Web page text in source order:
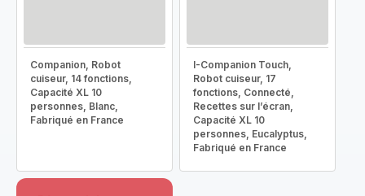
Companion, Robot
cuiseur, 14 fonctions,
Capacité XL 10
personnes, Blanc,
Fabriqué en France
I-Companion Touch,
Robot cuiseur, 17
fonctions, Connecté,
Recettes sur l’écran,
Capacité XL 10
personnes, Eucalyptus,
Fabriqué en France